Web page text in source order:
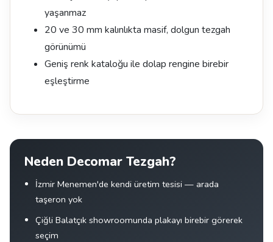
yaşanmaz
20 ve 30 mm kalınlıkta masif, dolgun tezgah
görünümü
Geniş renk kataloğu ile dolap rengine birebir
eşleştirme
Neden Decomar Tezgah?
İzmir Menemen'de kendi üretim tesisi — arada
taşeron yok
Çiğli Balatçık showroomunda plakayı birebir görerek
seçim